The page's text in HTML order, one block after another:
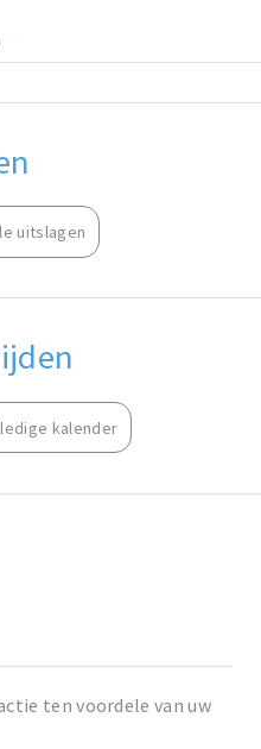
uitslagen
kalender
ten voordele van uw